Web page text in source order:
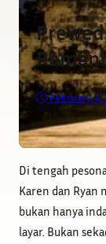
February 4,
Di tengah
Karen dan Ryan
bukan hanya
layar. Bukan